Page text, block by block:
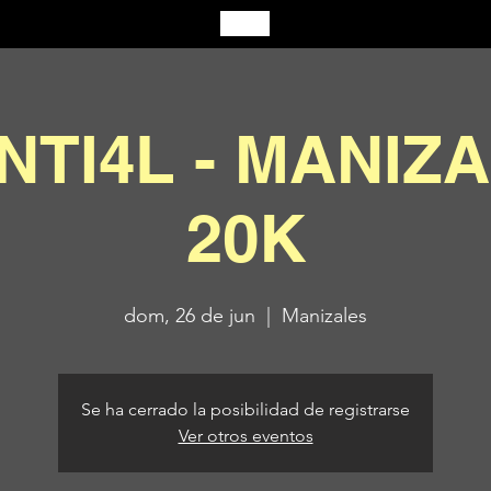
-
20K
dom, 26 de jun Manizales
Se ha cerrado la posibilidad de registrarse
Ver otros eventos